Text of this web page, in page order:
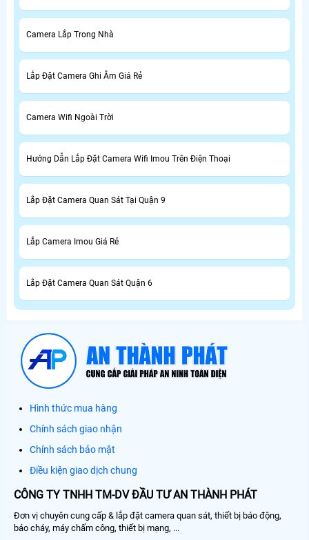
Camera Lắp Trong Nhà
Lắp Đặt Camera Ghi Âm Giá Rẻ
Camera Wifi Ngoài Trời
Hướng Dẫn Lắp Đặt Camera Wifi Imou Trên Điện Thoại
Lắp Đặt Camera Quan Sát Tại Quận 9
Lắp Camera Imou Giá Rẻ
Lắp Đặt Camera Quan Sát Quận 6
Hình thức mua hàng
Chính sách giao nhận
Chính sách bảo mật
Điều kiện giao dịch chung
CÔNG TY TNHH TM-DV ĐẦU TƯ AN THÀNH PHÁT
Đơn vị chuyên cung cấp & lắp đặt camera quan sát, thiết bị báo động,
báo cháy, máy chấm công, thiết bị mạng, ...